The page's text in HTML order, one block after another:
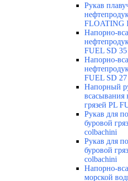
Рукав
FLOATING
Напорно-
FUEL SD
Напорно-
FUEL SD
Напорный
всасывания
грязей PL
Рукав для
буровой
colbachini
Рукав для
буровой
colbachini
Напорно-
морской